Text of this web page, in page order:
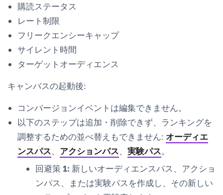
購読ステータス
レート制限
フリークエンシーキャップ
サイレント時間
ターゲットオーディエンス
キャンバスの起動後:
コンバージョンイベントは編集できません。
以下のステップは追加・削除できず、ランキングを
調整するための並べ替えもできません: オーディエ
ンスパス、 アクションパス、 実験パス。
回避策 1: 新しいオーディエンスパス、アクショ
ンパス、または実験パスを作成し、その新しい